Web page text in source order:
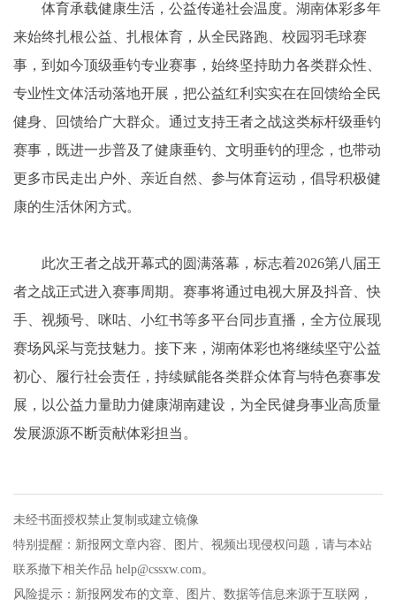
体育承载健康生活，公益传递社会温度。湖南体彩多年
来始终扎根公益、扎根体育，从全民路跑、校园羽毛球赛
事，到如今顶级垂钓专业赛事，始终坚持助力各类群众性、
专业性文体活动落地开展，把公益红利实实在在回馈给全民
健身、回馈给广大群众。通过支持王者之战这类标杆级垂钓
赛事，既进一步普及了健康垂钓、文明垂钓的理念，也带动
更多市民走出户外、亲近自然、参与体育运动，倡导积极健
康的生活休闲方式。
此次王者之战开幕式的圆满落幕，标志着2026第八届王
者之战正式进入赛事周期。赛事将通过电视大屏及抖音、快
手、视频号、咪咕、小红书等多平台同步直播，全方位展现
赛场风采与竞技魅力。接下来，湖南体彩也将继续坚守公益
初心、履行社会责任，持续赋能各类群众体育与特色赛事发
展，以公益力量助力健康湖南建设，为全民健身事业高质量
发展源源不断贡献体彩担当。
未经书面授权禁止复制或建立镜像
特别提醒：新报网文章内容、图片、视频出现侵权问题，请与本站
联系撤下相关作品 help@cssxw.com。
风险提示：新报网发布的文章、图片、数据等信息来源于互联网，